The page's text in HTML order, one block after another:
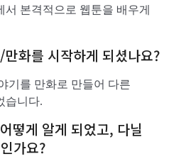
본격적으로 웹툰을 배우게
화를 시작하게 되셨나요?
기를 만화로 만들어 다른
습니다.
떻게 알게 되었고, 다닐
가요?